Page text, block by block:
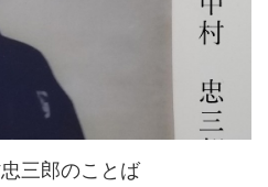
三郎のことば